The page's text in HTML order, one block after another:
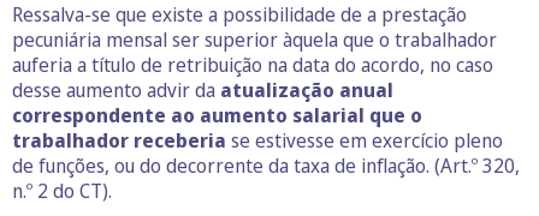
Ressalva-se que existe a possibilidade de a prestação
pecuniária mensal ser superior àquela que o trabalhador
auferia a título de retribuição na data do acordo, no caso
desse aumento advir da atualização anual
correspondente ao aumento salarial que o
trabalhador receberia se estivesse em exercício pleno
de funções, ou do decorrente da taxa de inflação. (Art.º 320,
n.º 2 do CT).